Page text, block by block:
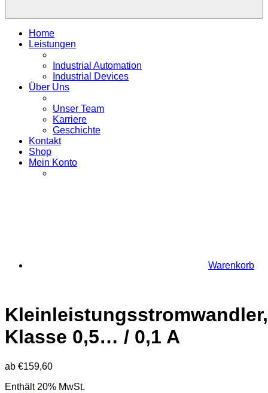
Home
Leistungen
Industrial Automation
Industrial Devices
Über Uns
Unser Team
Karriere
Geschichte
Kontakt
Shop
Mein Konto
Warenkorb
Kleinleistungsstromwandler,
Klasse 0,5… / 0,1 A
ab €159,60
Enthält 20% MwSt.